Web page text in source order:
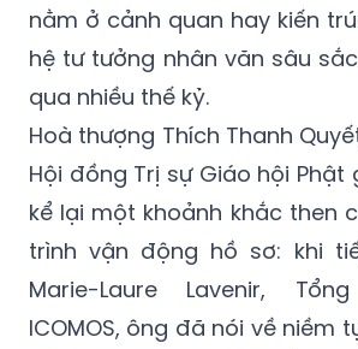
nằm ở cảnh quan hay kiến
hệ tư tưởng nhân văn sâu
qua nhiều thế kỷ.
Hoà thượng Thích Thanh
Hội đồng Trị sự Giáo hội Phật
kể lại một khoảnh khắc then
trình vận động hồ sơ: khi
Marie-Laure Lavenir,
ICOMOS, ông đã nói về niềm